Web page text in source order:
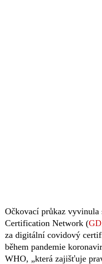
Očkovací průkaz
Certification Network (
za digitální covidový
během pandemie
WHO, „která zajišťuje